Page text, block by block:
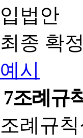
입법안
최종 확
예시
7조례규
조례규